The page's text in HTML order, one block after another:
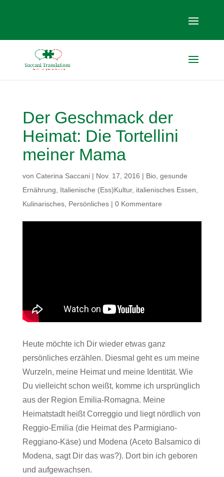
Der Geschmack der
Heimat: Die Tortellini
meiner Mama
von Caterina Saccani| Nov. 17, 2016 | Bio, gesunde
Ernährung
Italienische (Ess)Kultur, italienisches Essen
Kulinarisches, Persönliches| 0 Kommentare
Heute möchte ich Dir wieder etwas ganz
persönliches erzählen. Diesmal geht es um meine
Wurzeln, meine Heimat und meine Identität. Wie
Du vielleicht schon weißt, komme ich ursprünglich
aus der Region Emilia-Romagna. Meine
Heimatstadt heißt Correggio und liegt nördlich von
Reggio-Emilia (die Heimat des Parmigiano-
Reggiano-Käse) und Modena (Aceto Balsamico di
Modena, sagt Dir das was?). Dort bin ich geboren
und aufgewachsen.